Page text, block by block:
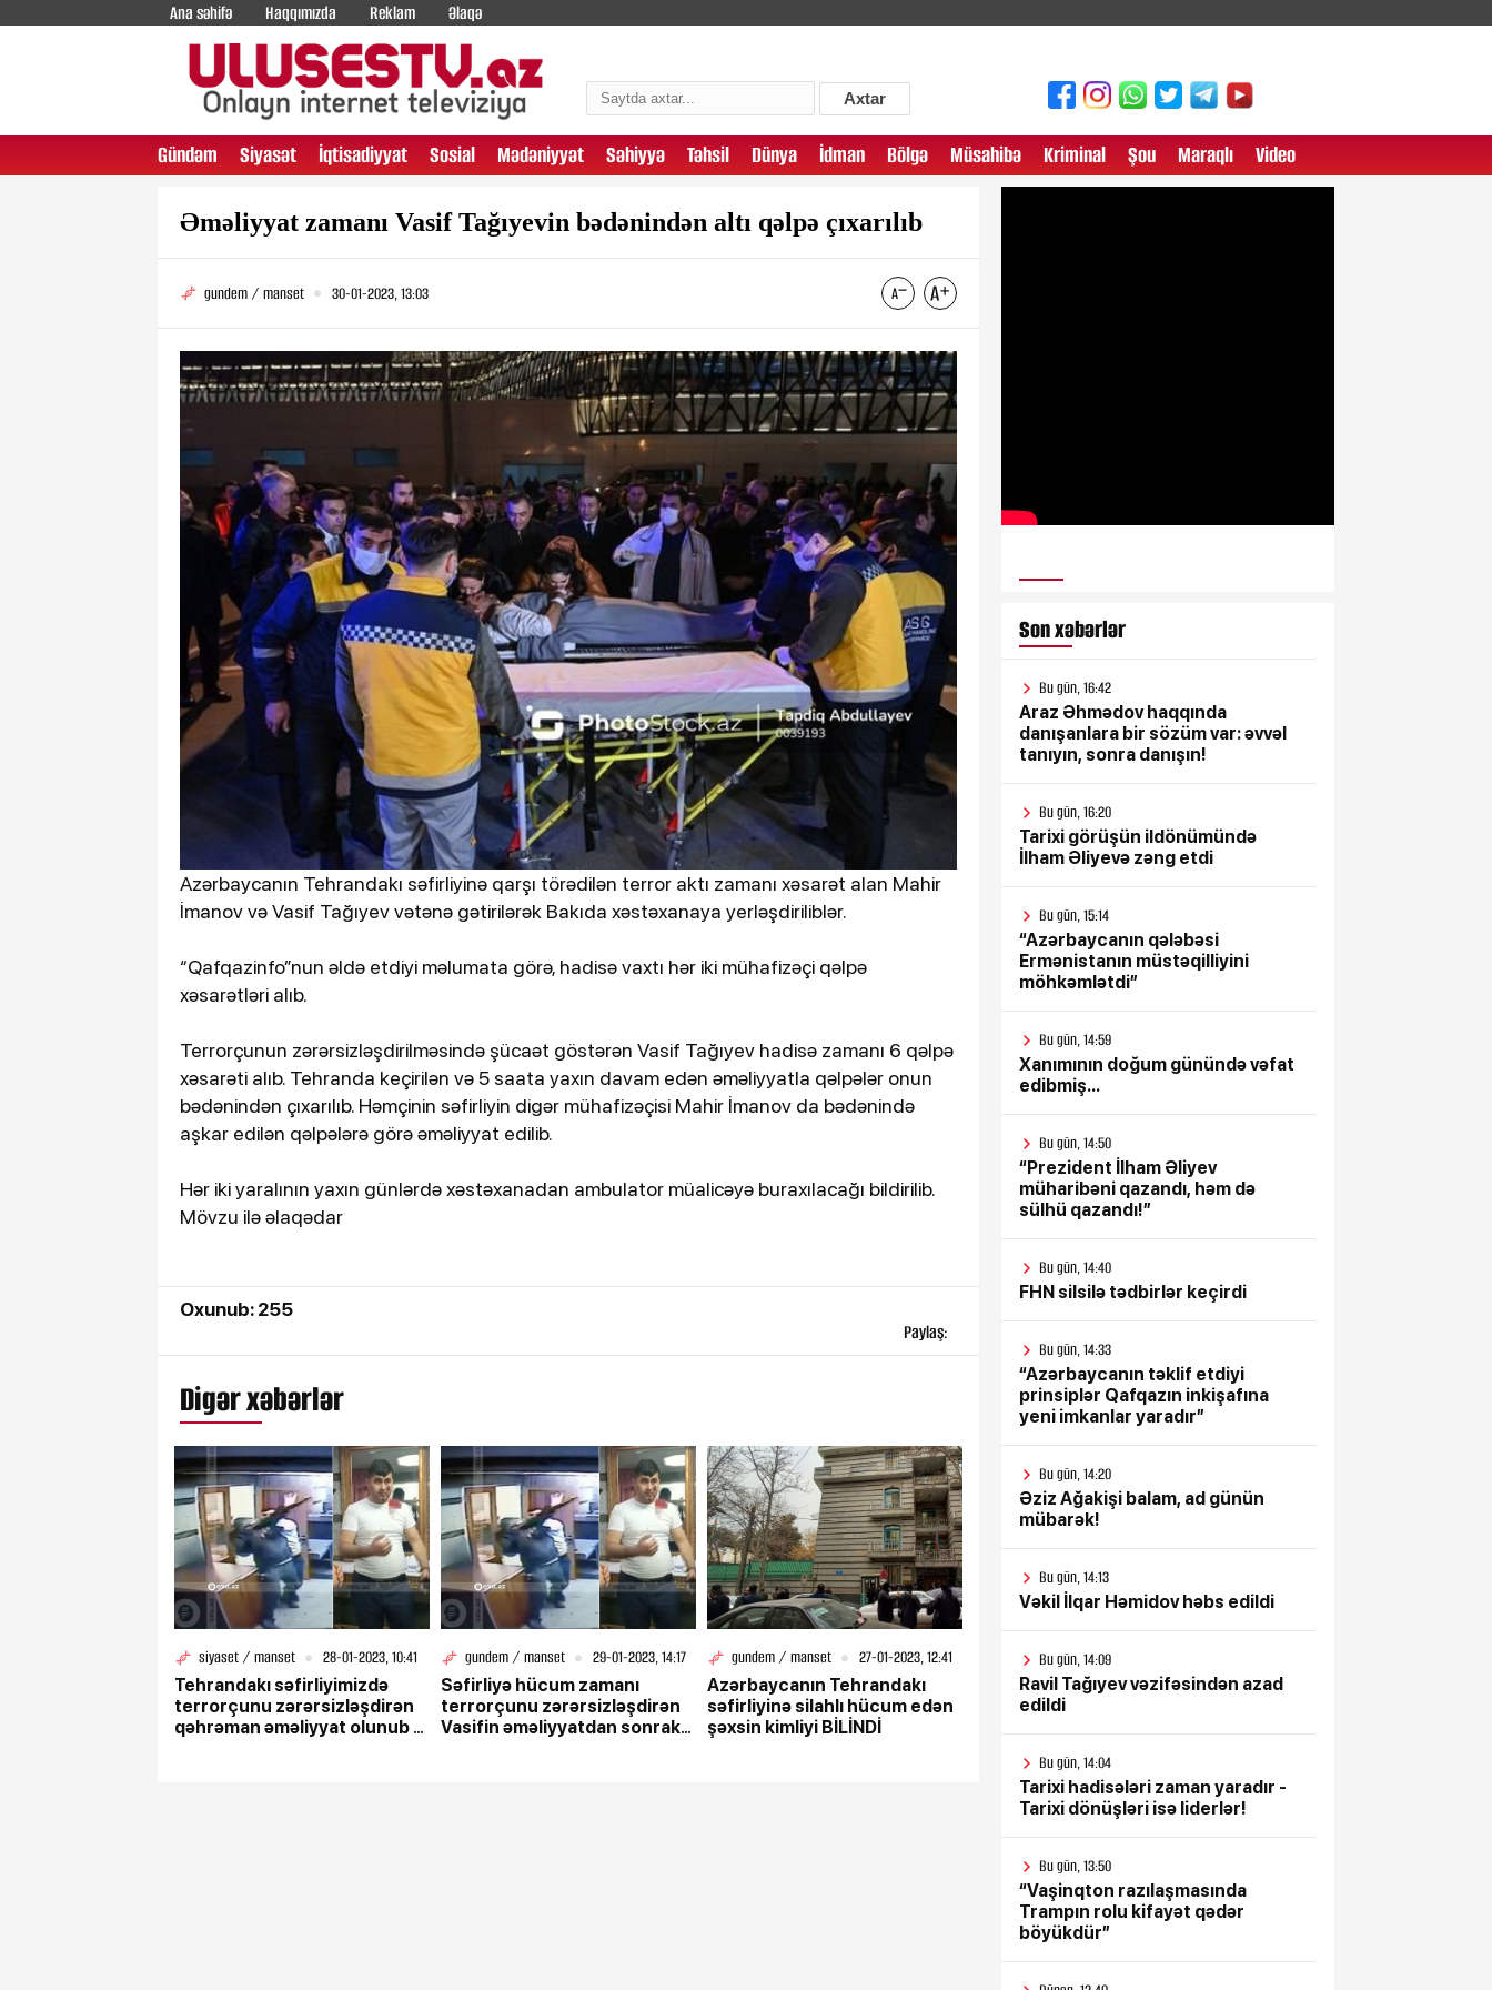
Ana səhifə Haqqımızda Reklam Əlaqə
Axtar
Gündəm Siyasət İqtisadiyyat Sosial Mədəniyyət Səhiyyə Təhsil Dünya İdman Bölgə Müsahibə Kriminal Şou Maraqlı Video
Əməliyyat zamanı Vasif Tağıyevin bədənindən altı qəlpə çıxarılıb
gundem / manset 30-01-2023, 13:03
Azərbaycanın Tehrandakı səfirliyinə qarşı törədilən terror aktı zamanı xəsarət alan Mahir
İmanov və Vasif Tağıyev vətənə gətirilərək Bakıda xəstəxanaya yerləşdiriliblər.
“Qafqazinfo”nun əldə etdiyi məlumata görə, hadisə vaxtı hər iki mühafizəçi qəlpə
xəsarətləri alıb.
Terrorçunun zərərsizləşdirilməsində şücaət göstərən Vasif Tağıyev hadisə zamanı 6 qəlpə
xəsarəti alıb. Tehranda keçirilən və 5 saata yaxın davam edən əməliyyatla qəlpələr onun
bədənindən çıxarılıb. Həmçinin səfirliyin digər mühafizəçisi Mahir İmanov da bədənində
aşkar edilən qəlpələrə görə əməliyyat edilib.
Hər iki yaralının yaxın günlərdə xəstəxanadan ambulator müalicəyə buraxılacağı bildirilib.
Mövzu ilə əlaqədar
Oxunub: 255
Paylaş:
Digər xəbərlər
siyaset / manset
28-01-2023, 10:41
Tehrandakı səfirliyimizdə
terrorçunu zərərsizləşdirən
qəhrəman əməliyyat olunub -
gundem / manset
29-01-2023, 14:17
Səfirliyə hücum zamanı
terrorçunu zərərsizləşdirən
Vasifin əməliyyatdan sonrakı
gundem / manset
27-01-2023, 12:41
Azərbaycanın Tehrandakı
səfirliyinə silahlı hücum edən
şəxsin kimliyi BİLİNDİ
Son xəbərlər
Bu gün, 16:42
Araz Əhmədov haqqında
danışanlara bir sözüm var: əvvəl
tanıyın, sonra danışın!
Bu gün, 16:20
Tarixi görüşün ildönümündə
İlham Əliyevə zəng etdi
Bu gün, 15:14
“Azərbaycanın qələbəsi
Ermənistanın müstəqilliyini
möhkəmlətdi”
Bu gün, 14:59
Xanımının doğum günündə vəfat
edibmiş...
Bu gün, 14:50
“Prezident İlham Əliyev
müharibəni qazandı, həm də
sülhü qazandı!”
Bu gün, 14:40
FHN silsilə tədbirlər keçirdi
Bu gün, 14:33
“Azərbaycanın təklif etdiyi
prinsiplər Qafqazın inkişafına
yeni imkanlar yaradır”
Bu gün, 14:20
Əziz Ağakişi balam, ad günün
mübarək!
Bu gün, 14:13
Vəkil İlqar Həmidov həbs edildi
Bu gün, 14:09
Ravil Tağıyev vəzifəsindən azad
edildi
Bu gün, 14:04
Tarixi hadisələri zaman yaradır -
Tarixi dönüşləri isə liderlər!
Bu gün, 13:50
“Vaşinqton razılaşmasında
Trampın rolu kifayət qədər
böyükdür”